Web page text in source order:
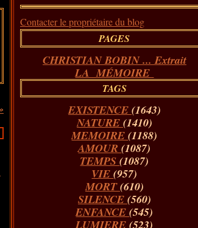
Contacter le propriétaire du blog
PAGES
CHRISTIAN BOBIN ... Extrait
LA MÉMOIRE
TAGS
EXISTENCE (1643)
NATURE (1410)
MEMOIRE(1188)
AMOUR(1087)
TEMPS(1087)
VIE(957)
MORT(610)
SILENCE (560)
ENFANCE(545)
LUMIERE(523)